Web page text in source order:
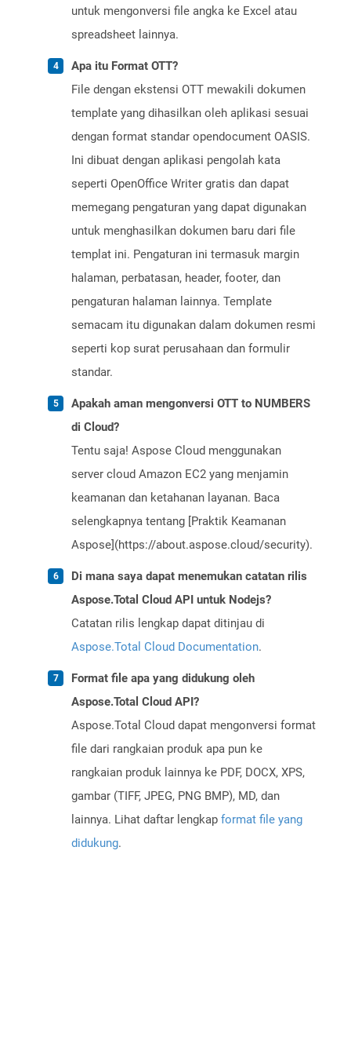
untuk mengonversi file angka ke Excel atau
spreadsheet lainnya.
Apa itu Format OTT?
File dengan ekstensi OTT mewakili dokumen
template yang dihasilkan oleh aplikasi sesuai
dengan format standar opendocument OASIS.
Ini dibuat dengan aplikasi pengolah kata
seperti OpenOffice Writer gratis dan dapat
memegang pengaturan yang dapat digunakan
untuk menghasilkan dokumen baru dari file
templat ini. Pengaturan ini termasuk margin
halaman, perbatasan, header, footer, dan
pengaturan halaman lainnya. Template
semacam itu digunakan dalam dokumen resmi
seperti kop surat perusahaan dan formulir
standar.
Apakah aman mengonversi OTT to NUMBERS
di Cloud?
Tentu saja! Aspose Cloud menggunakan
server cloud Amazon EC2 yang menjamin
keamanan dan ketahanan layanan. Baca
selengkapnya tentang [Praktik Keamanan
Aspose](https://about.aspose.cloud/security).
Di mana saya dapat menemukan catatan rilis
Aspose.Total Cloud API untuk Nodejs?
Catatan rilis lengkap dapat ditinjau di
Aspose.Total Cloud Documentation.
Format file apa yang didukung oleh
Aspose.Total Cloud API?
Aspose.Total Cloud dapat mengonversi format
file dari rangkaian produk apa pun ke
rangkaian produk lainnya ke PDF, DOCX, XPS,
gambar (TIFF, JPEG, PNG BMP), MD, dan
lainnya. Lihat daftar lengkap format file yang
didukung.